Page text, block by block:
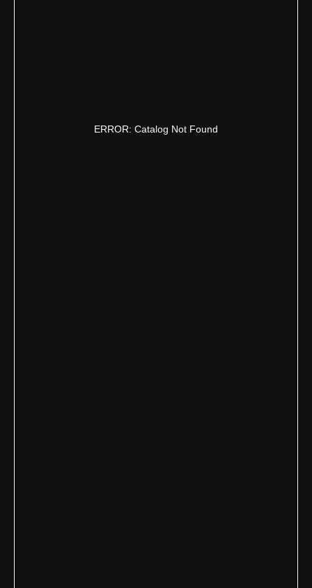
ERROR: Catalog Not Found